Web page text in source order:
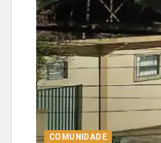
COMUNIDADE